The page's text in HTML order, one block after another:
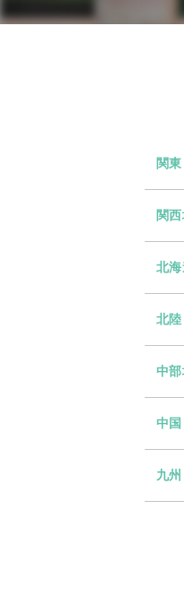
関
関
北
北
中
中
九